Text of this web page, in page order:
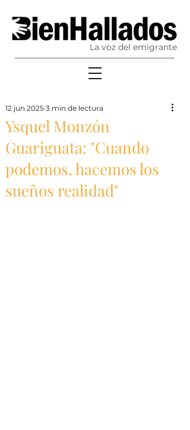
La voz del emigrante
Ysquel Monzón
Guariguata: "Cuando
podemos, hacemos los
sueños realidad"
12 jun 2025 3 min de lectura